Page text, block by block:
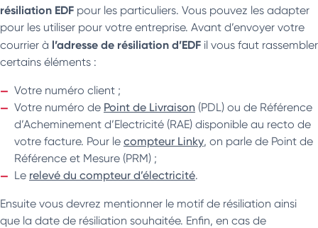
résiliation EDF pour les particuliers. Vous pouvez les adapter
pour les utiliser pour votre entreprise. Avant d’envoyer votre
courrier à l’adresse de résiliation d’EDF il vous faut rassembler
certains éléments :
Votre numéro client ;
Votre numéro de Point de Livraison (PDL) ou de Référence
d’Acheminement d’Electricité (RAE) disponible au recto de
votre facture. Pour le compteur Linky, on parle de Point de
Référence et Mesure (PRM) ;
Le relevé du compteur d’électricité.
Ensuite vous devrez mentionner le motif de résiliation ainsi
que la date de résiliation souhaitée. Enfin, en cas de